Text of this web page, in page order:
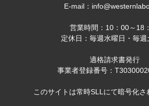
E-mail：
営業時間：10：00～18
定休日：毎週水曜日・毎週
適格請求書発行
事業者登録番号：
このサイトは常時SLLにて暗号化さ